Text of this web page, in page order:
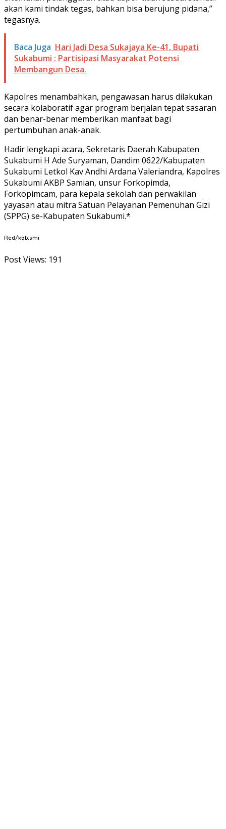
akan kami tindak tegas, bahkan bisa berujung pidana,”
tegasnya.
Baca Juga Hari Jadi Desa Sukajaya Ke-41, Bupati
Sukabumi : Partisipasi Masyarakat Potensi
Membangun Desa.
Kapolres menambahkan, pengawasan harus dilakukan
secara kolaboratif agar program berjalan tepat sasaran
dan benar-benar memberikan manfaat bagi
pertumbuhan anak-anak.
Hadir lengkapi acara, Sekretaris Daerah Kabupaten
Sukabumi H Ade Suryaman, Dandim 0622/Kabupaten
Sukabumi Letkol Kav Andhi Ardana Valeriandra, Kapolres
Sukabumi AKBP Samian, unsur Forkopimda,
Forkopimcam, para kepala sekolah dan perwakilan
yayasan atau mitra Satuan Pelayanan Pemenuhan Gizi
(SPPG) se-Kabupaten Sukabumi.*
Red/kab.smi
Post Views: 191